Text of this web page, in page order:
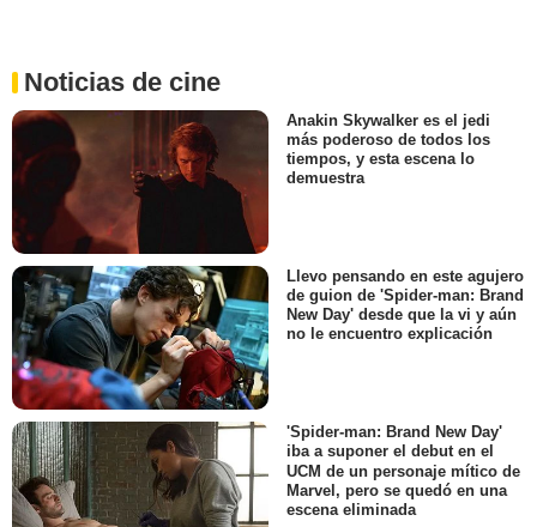
Noticias de cine
Anakin Skywalker es el jedi
más poderoso de todos los
tiempos, y esta escena lo
demuestra
Llevo pensando en este agujero
de guion de 'Spider-man: Brand
New Day' desde que la vi y aún
no le encuentro explicación
'Spider-man: Brand New Day'
iba a suponer el debut en el
UCM de un personaje mítico de
Marvel, pero se quedó en una
escena eliminada